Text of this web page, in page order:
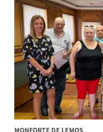
MONFORTE DE LEMOS